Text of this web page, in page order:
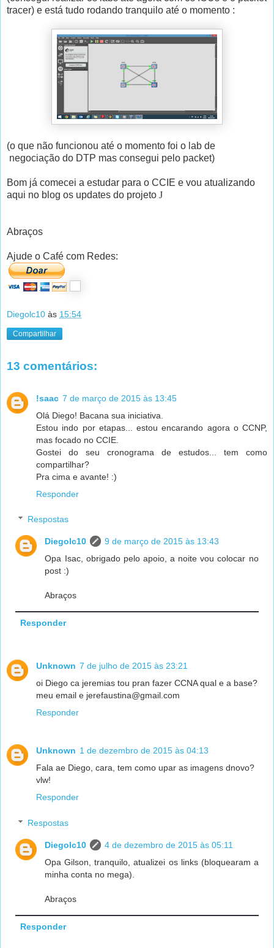
tracer) e está tudo rodando tranquilo até o momento :
(o que não funcionou até o momento foi o lab de
negociação do DTP mas consegui pelo packet)
Bom já comecei a estudar para o CCIE e vou atualizando
aqui no blog os updates do projeto J
Abraços
Ajude o Café com Redes:
Diegolc10 às 15:54
Compartilhar
13 comentários:
!saac 7 de março de 2015 às 13:45
Olá Diego! Bacana sua iniciativa.
Estou indo por etapas... estou encarando agora o CCNP,
mas focado no CCIE.
Gostei do seu cronograma de estudos... tem como
compartilhar?
Pra cima e avante! :)
Responder
Respostas
Diegolc10
9 de março de 2015 às 13:43
Opa Isac, obrigado pelo apoio, a noite vou colocar no
post :)
Abraços
Responder
Unknown 7 de julho de 2015 às 23:21
oi Diego ca jeremias tou pran fazer CCNA qual e a base?
meu email e jerefaustina@gmail.com
Responder
Unknown 1 de dezembro de 2015 às 04:13
Fala ae Diego, cara, tem como upar as imagens dnovo?
vlw!
Responder
Respostas
Diegolc10
4 de dezembro de 2015 às 05:11
Opa Gilson, tranquilo, atualizei os links (bloquearam a
minha conta no mega).
Abraços
Responder